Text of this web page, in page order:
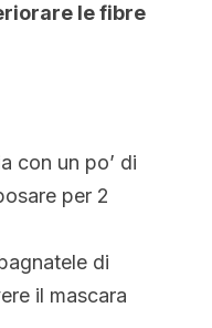
le fibre
con un po’ di
per 2
di
il mascara